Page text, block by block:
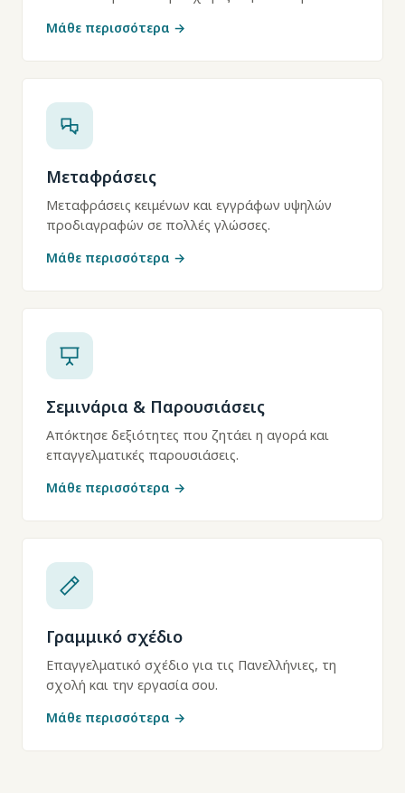
Μάθε περισσότερα →
Μεταφράσεις
Μεταφράσεις κειμένων και εγγράφων υψηλών
προδιαγραφών σε πολλές γλώσσες.
Μάθε περισσότερα →
Σεμινάρια & Παρουσιάσεις
Απόκτησε δεξιότητες που ζητάει η αγορά και
επαγγελματικές παρουσιάσεις.
Μάθε περισσότερα →
Γραμμικό σχέδιο
Επαγγελματικό σχέδιο για τις Πανελλήνιες, τη
σχολή και την εργασία σου.
Μάθε περισσότερα →